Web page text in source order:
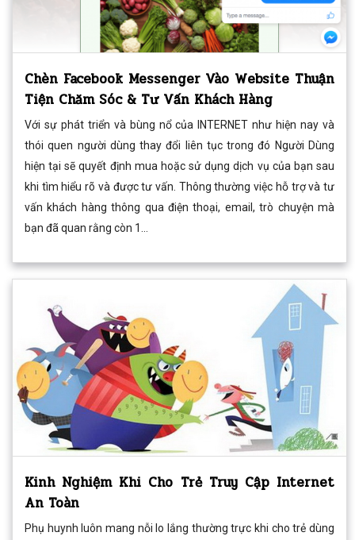
Chèn Facebook Messenger Vào Website Thuận
Tiện Chăm Sóc & Tư Vấn Khách Hàng
Với sự phát triển và bùng nổ của INTERNET như hiện nay và
thói quen người dùng thay đổi liên tục trong đó Người Dùng
hiện tại sẽ quyết định mua hoặc sử dụng dịch vụ của bạn sau
khi tìm hiểu rõ và được tư vấn. Thông thường việc hỗ trợ và tư
vấn khách hàng thông qua điện thoại, email, trò chuyện mà
bạn đã quan rằng còn 1...
Kinh Nghiệm Khi Cho Trẻ Truy Cập Internet
An Toàn
Phụ huynh luôn mang nỗi lo lắng thường trực khi cho trẻ dùng